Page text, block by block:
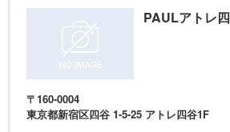
PAULアトレ
〒160-0004
東京都新宿区四谷 1-5-25 アトレ四谷1F